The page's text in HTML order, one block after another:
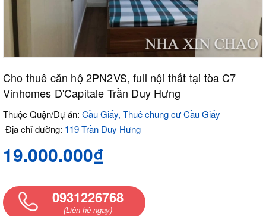
Cho thuê căn hộ 2PN2VS, full nội thất tại tòa C7
Vinhomes D'Capitale Trần Duy Hưng
Thuộc Quận/Dự án: Cầu Giấy, Thuê chung cư Cầu Giấy
Địa chỉ đường: 119 Trần Duy Hưng
19.000.000₫
0931226768
(Liên hệ ngay)